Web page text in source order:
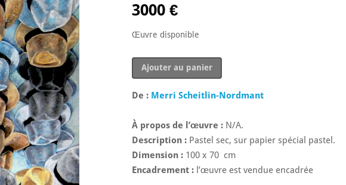
3000€
Œuvre disponible
quantité
de
man
mistook
his
wife
for
Ajouter au panier
De : Merri Scheitlin-Nordmant
À propos de l’œuvre : N/A.
Description : Pastel sec, sur papier spécial pastel.
Dimension : 100 x 70 cm
Encadrement : l’œuvre est vendue encadrée